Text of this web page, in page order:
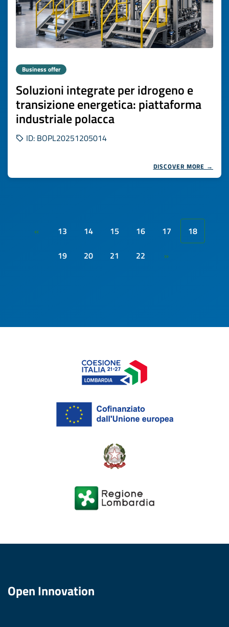
Business offer
Soluzioni integrate per idrogeno e
transizione energetica: piattaforma
industriale polacca
ID: BOPL20251205014
DISCOVER MORE →
« 13 14 15 16 17
18
19
20 21 22 »
Open Innovation